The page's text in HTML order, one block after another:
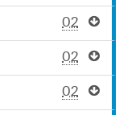
02
02
02